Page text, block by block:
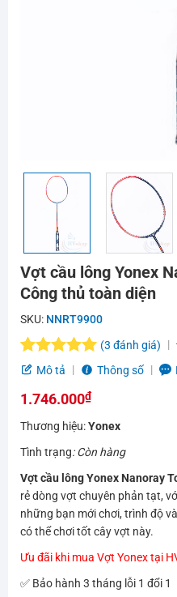
Vợt cầu lông Yonex
Công thủ toàn diện
SKU: NNRT9900
5.0trên 5
3
đánh giá
(3 đánh giá)
Mô tả
Thông số
1.746.000₫
Thương hiệu:Yonex
Tình trạng: Còn hàng
Vợt cầu lông Yonex Nanoray
rẻ dòng vợt chuyên phản tạt,
những bạn mới chơi, trình độ
có thể chơi tốt cây vợt này.
Ưu đãi khi mua Vợt Yonex tại
✅ Bảo hành 3 tháng lỗi 1 đổi 1